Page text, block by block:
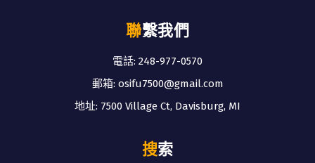
聯繫我們
電話: 248-977-0570
郵箱: osifu7500@gmail.com
地址: 7500 Village Ct, Davisburg, MI
搜索